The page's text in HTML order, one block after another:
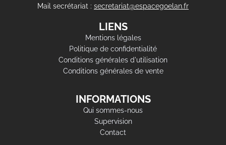
Mail secrétariat : secretariat@espacegoelan.fr
LIENS
Mentions légales
Politique de confidentialité
Conditions générales d'utilisation
Conditions générales de vente
INFORMATIONS
Qui sommes-nous
Supervision
Contact